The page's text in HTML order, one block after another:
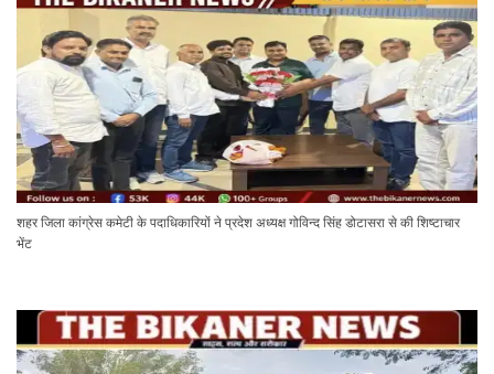
शहर जिला कांग्रेस कमेटी के पदाधिकारियों ने प्रदेश अध्यक्ष गोविन्द सिंह डोटासरा से की शिष्टाचार
भेंट